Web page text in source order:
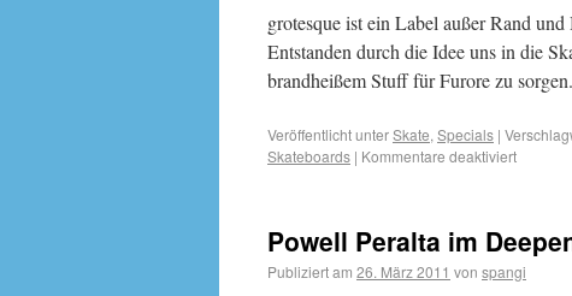
grotesque ist ein Label außer Rand
Entstanden durch die Idee uns in die
brandheißem Stuff für Furore zu
Veröffentlicht unterSkate, Specials |
Skateboards | Kommentare deaktiviert
Powell Peralta im
Publiziert am 26. März 2011 von spangi